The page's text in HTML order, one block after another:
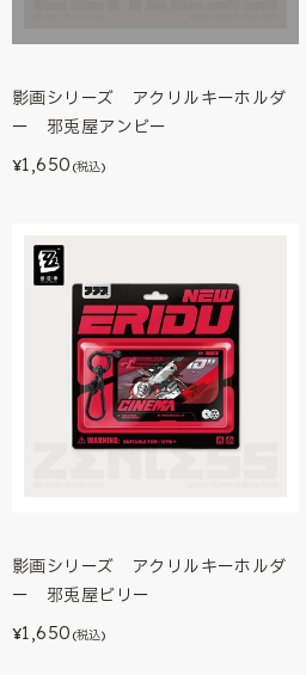
影画シリーズ アクリルキーホルダ
ー 邪兎屋アンビー
¥1,650 (税込)
影画シリーズ アクリルキーホルダ
ー 邪兎屋ビリー
¥1,650 (税込)